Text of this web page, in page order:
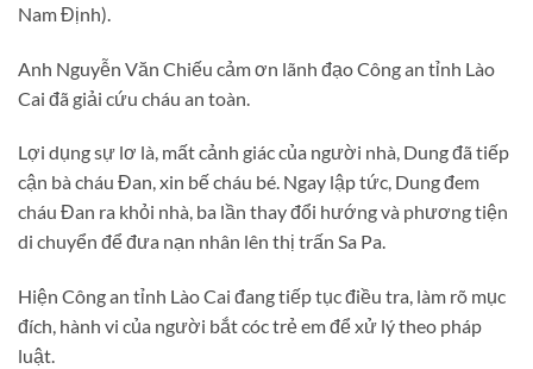
Nam Định).
Anh Nguyễn Văn Chiếu cảm ơn lãnh đạo Công an tỉnh Lào
Cai đã giải cứu cháu an toàn.
Lợi dụng sự lơ là, mất cảnh giác của người nhà, Dung đã tiếp
cận bà cháu Đan, xin bế cháu bé. Ngay lập tức, Dung đem
cháu Đan ra khỏi nhà, ba lần thay đổi hướng và phương tiện
di chuyển để đưa nạn nhân lên thị trấn Sa Pa.
Hiện Công an tỉnh Lào Cai đang tiếp tục điều tra, làm rõ mục
đích, hành vi của người bắt cóc trẻ em để xử lý theo pháp
luật.